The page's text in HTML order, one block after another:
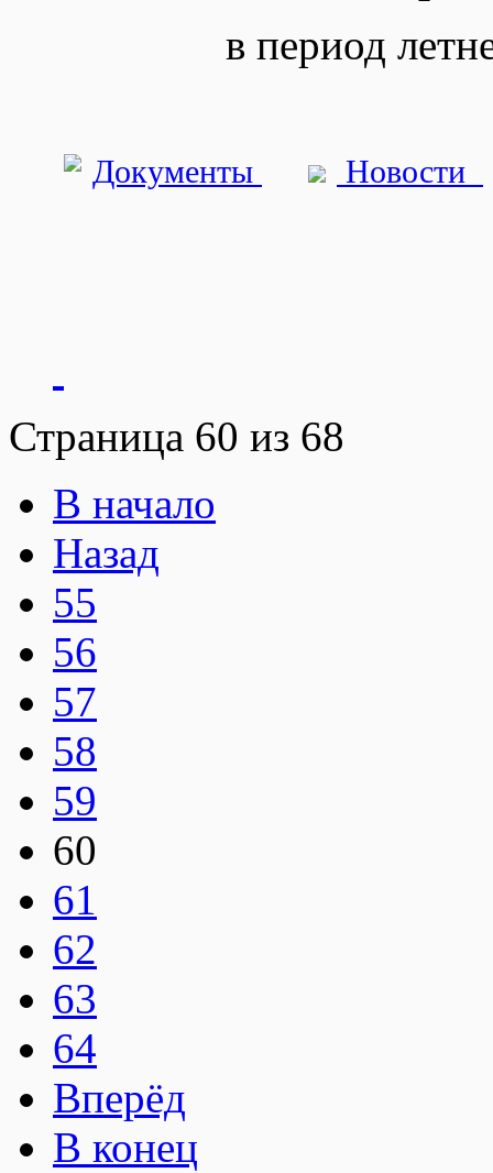
в период
Документы Новости
Страница 60 из 68
В начало
Назад
55
56
57
58
59
60
61
62
63
64
Вперёд
В конец